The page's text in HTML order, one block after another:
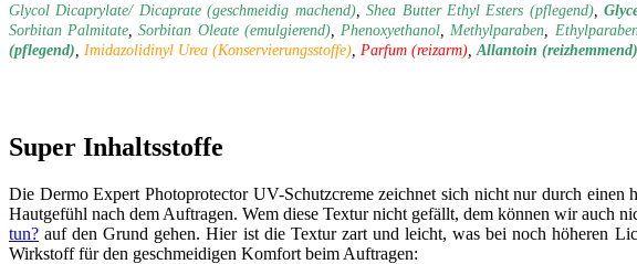
Glycol Dicaprylate/ Dicaprate (geschmeidig machend),Shea Butter Ethyl Esters (pflegend),
Sorbitan Palmitate ,Sorbitan Oleate (emulgierend), Phenoxyethanol Methylparaben
(pflegend)
Imidazolidinyl Urea (Konservierungsstoffe) Parfum (reizarm) Allantoin (reizhemmend)
Super Inhaltsstoffe
Die Dermo Expert Photoprotector UV-Schutzcreme zeichnet sich nicht nur durch
Hautgefühl nach dem Auftragen. Wem diese Textur nicht gefällt, dem können wir auch
tun? auf den Grund gehen. Hier ist die Textur zart und leicht, was bei noch höheren
Wirkstoff für den geschmeidigen Komfort beim Auftragen: